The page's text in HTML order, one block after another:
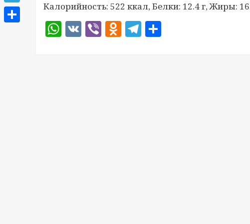
Калорийность: 522 ккал, Белки: 12.4 г, Жиры:
WhatsApp
VKViberOdnoklassniki
Telegram
Telegram
Отправить